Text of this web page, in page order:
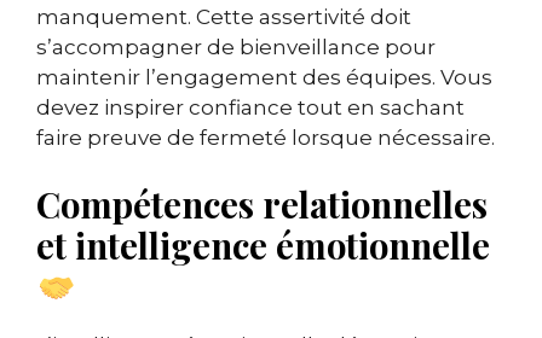
manquement. Cette assertivité doit
s’accompagner de bienveillance pour
maintenir l’engagement des équipes. Vous
devez inspirer confiance tout en sachant
faire preuve de fermeté lorsque nécessaire.
Compétences relationnelles
et intelligence émotionnelle